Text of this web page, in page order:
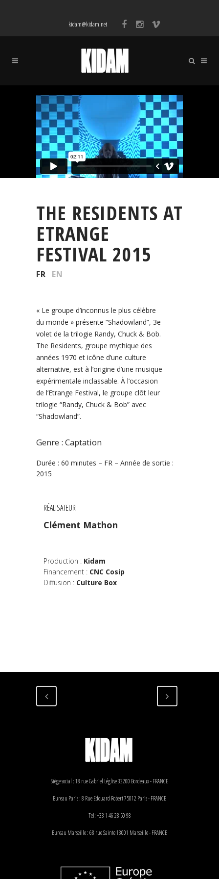
kidam@kidam.net
THE RESIDENTS AT
ETRANGE
FESTIVAL 2015
FR EN
« Le groupe d’inconnus le plus célèbre
du monde » présente “Shadowland”, 3e
volet de la trilogie Randy, Chuck & Bob.
The Residents, groupe mythique des
années 1970 et icône d’une culture
alternative, est à l’origine d’une musique
expérimentale inclassable. À l’occasion
de l’Etrange Festival, le groupe clôt leur
trilogie “Randy, Chuck & Bob” avec
“Shadowland”.
Genre : Captation
Durée : 60 minutes – FR – Année de sortie :
2015
RÉALISATEUR
Clément Mathon
Production : Kidam
Financement : CNC Cosip
Diffusion : Culture Box
Siège social : 18 rue Gabriel Léglise 33200 Bordeaux - FRANCE
Bureau Paris : 8 Rue Edouard Robert 75012 Paris - FRANCE
Tel: +33 1 46 28 50 98
Bureau Marseille : 68 rue Sainte 13001 Marseille - FRANCE